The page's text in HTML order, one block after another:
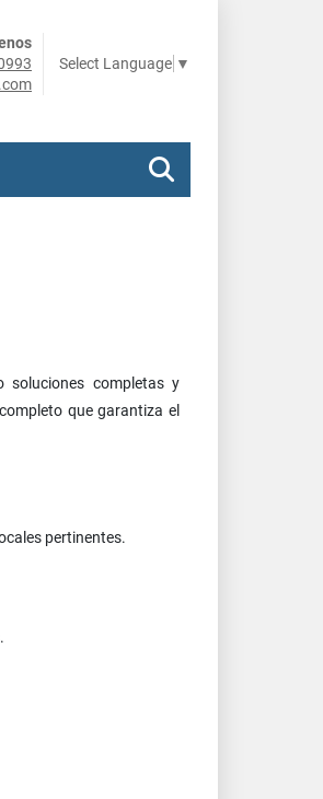
Select Language ▼
soluciones completas y
que garantiza el
pertinentes.